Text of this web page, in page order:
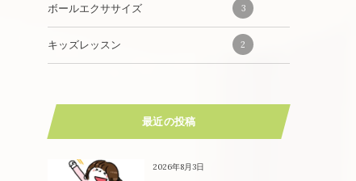
ボールエクササイズ 3
キッズレッスン 2
最近の投稿
2026年8月3日